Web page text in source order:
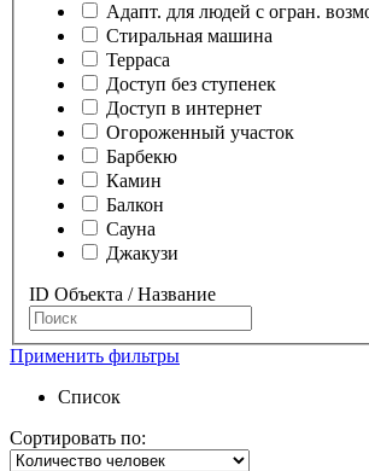
Адапт. для людей с огран.
Стиральная машина
Терраса
Доступ без ступенек
Доступ в интернет
Oгороженный участок
Барбекю
Камин
Балкон
Сауна
Джакузи
ID Объекта / Название
Применить фильтры
Список
Сортировать по: